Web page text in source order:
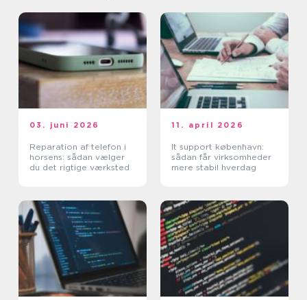
03. juni 2026
Reparation af telefon i
horsens: sådan vælger
du det rigtige værksted
11. april 2026
It support københavn:
sådan får virksomheder
mere stabil hverdag